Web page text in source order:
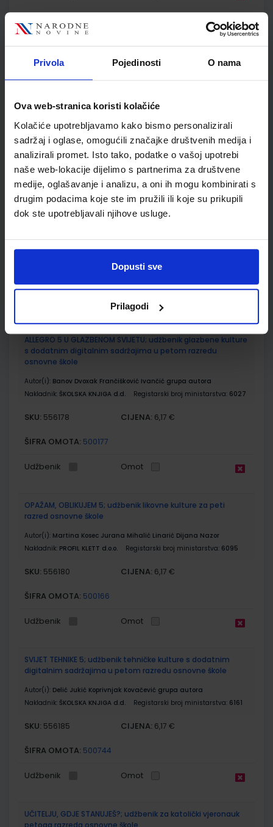
Privola Pojedinosti O nama
Ova web-stranica koristi kolačiće
Kolačiće upotrebljavamo kako bismo personalizirali
sadržaj i oglase, omogućili značajke društvenih medija i
analizirali promet. Isto tako, podatke o vašoj upotrebi
naše web-lokacije dijelimo s partnerima za društvene
medije, oglašavanje i analizu, a oni ih mogu kombinirati s
drugim podacima koje ste im pružili ili koje su prikupili
dok ste upotrebljavali njihove usluge.
Dopusti sve
Prilagodi
KLIO 5; udžbenik petoga razreda osnovne škole
Nakladnik:ŠKOLSKA KNJIGA d.d. Registarski broj ministarstva:6468
ŠIFRA OMOTA: 500431
Udžbenik Omot
KLIO 5; radna bilježnica za povijest u petom razredu
osnovne škole
Autor(i):
Sonja Banić Tina Matanić
Nakladnik:ŠKOLSKA KNJIGA d.d.
Registarski broj ministarstva:
SKU:556486 CIJENA:13,60 €
Omot
ALLEGRO 5 U GLAZBENOM SVIJETU; udžbenik glazbene kulture
s dodatnim digitalnim sadržajima u petom razredu
osnovne škole
Autor(i): Banov Dvoxak Frančišković Ivančić grupa autora
Nakladnik: ŠKOLSKA KNJIGA d.d. Registarski broj ministarstva: 6027
SKU: 556178 CIJENA: 6,17 €
ŠIFRA OMOTA: 500177
Udžbenik Omot
OPAŽAM, OBLIKUJEM 5; udžbenik likovne kulture za peti
razred osnovne škole
Autor(i): Martina Kosec Jurana Mihalić Linarić Dijana Nazor
Nakladnik: PROFIL KLETT d.o.o. Registarski broj ministarstva: 6095
SKU: 556180 CIJENA: 6,17 €
ŠIFRA OMOTA: 500166
Udžbenik Omot
SVIJET TEHNIKE 5; udžbenik tehničke kulture s dodatnim
digitalnim sadržajima u petom razredu osnovne škole
Autor(i): Delić Jukić Koprivnjak Kovačević grupa autora
Nakladnik: ŠKOLSKA KNJIGA d.d. Registarski broj ministarstva: 6161
SKU: 556185 CIJENA: 6,17 €
ŠIFRA OMOTA: 500744
Udžbenik Omot
UČITELJU, GDJE STANUJEŠ?; udžbenik za katolički vjeronauk
petoga razreda osnovne škole